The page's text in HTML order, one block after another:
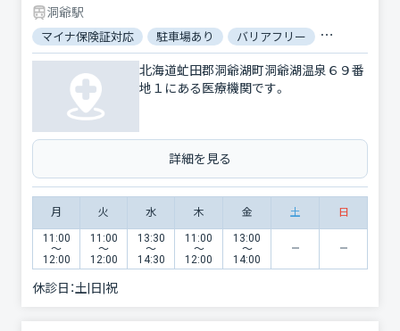
洞爺駅
マイナ保険証対応 駐車場あり バリアフリー 対応言語：英
北海道虻田郡洞爺湖町洞爺湖温泉６９番
地１にある医療機関です。
詳細を見る
月 火 水 木 金 土 日
11:00
〜
12:00
11:00
〜
12:00
13:30
〜
14:30
11:00
〜
12:00
13:00
〜
14:00
休診日：土|日|祝